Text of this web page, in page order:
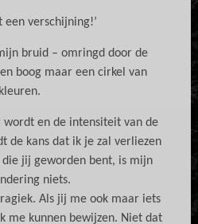
een verschijning!’
bruid – omringd door de
boog maar een cirkel van
kleuren.
wordt en de intensiteit van de
de kans dat ik je zal verliezen
jij geworden bent, is mijn
niets.
Als jij me ook maar iets
me kunnen bewijzen. Niet dat